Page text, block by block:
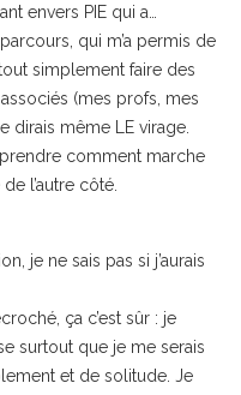
envers PIE qui a…
qui m’a permis de
simplement faire des
(mes profs, mes
dirais même LE virage.
comment marche
l’autre côté.
je ne sais pas si j’aurais
ça c’est sûr : je
surtout que je me serais
et de solitude. Je